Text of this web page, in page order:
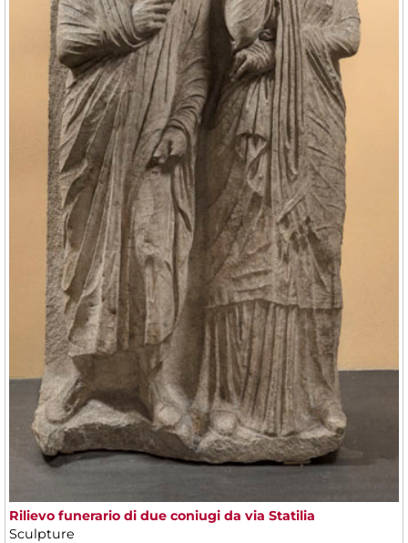
Rilievo funerario di due coniugi da via Statilia
Sculpture